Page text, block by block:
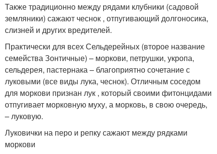
Также традиционно между рядами клубники (садовой
земляники) сажают чеснок , отпугивающий долгоносика,
слизней и других вредителей.
Практически для всех Сельдерейных (второе название
семейства Зонтичные) – моркови, петрушки, укропа,
сельдерея, пастернака – благоприятно сочетание с
луковыми (все виды лука, чеснок). Отличным соседом
для моркови признан лук , который своими фитонцидами
отпугивает морковную муху, а морковь, в свою очередь,
– луковую.
Луковички на перо и репку сажают между рядками
моркови